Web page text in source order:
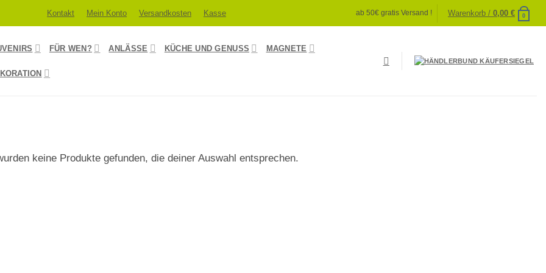
Kontakt Mein Konto Versandkosten Kasse ab 50€ gratis Versand ! Warenkorb /0,00€ 0
FÜR WEN? ANLÄSSE KÜCHE UND GENUSS MAGNETE
keine Produkte gefunden, die deiner Auswahl entsprechen.